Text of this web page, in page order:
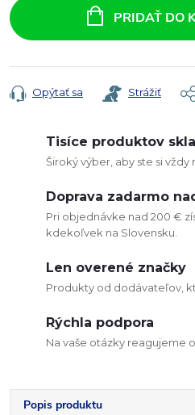
cena:
PRIDAŤ DO
Opýtať sa Strážiť
Tisíce produktov
Široký výber, aby ste si
Doprava zadarmo
Pri objednávke nad 200 €
kdekoľvek na Slovensku.
Len overené značky
Produkty od dodávateľov,
Rýchla podpora
Na vaše otázky reagujeme
Popis produktu